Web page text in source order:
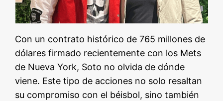
Con un contrato histórico de 765 millones de
dólares firmado recientemente con los Mets
de Nueva York, Soto no olvida de dónde
viene. Este tipo de acciones no solo resaltan
su compromiso con el béisbol, sino también